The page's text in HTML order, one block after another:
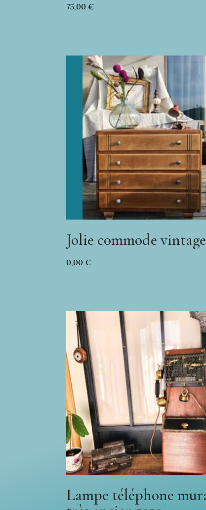
75,00€
Jolie commode vintage
0,00€
Lampe téléphone